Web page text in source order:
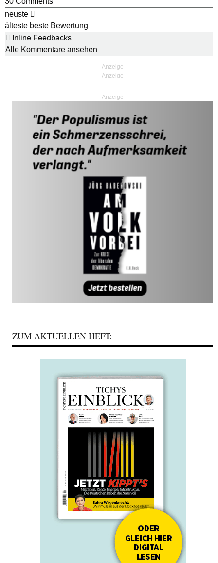
neuste
älteste beste Bewertung
Inline Feedbacks
Alle Kommentare ansehen
Anzeige
ZUM AKTUELLEN HEFT: